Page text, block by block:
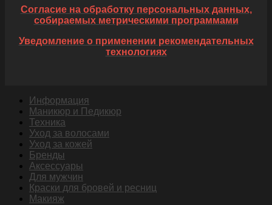
Согласие на обработку персональных данных,
собираемых метрическими программами
Уведомление о применении рекомендательных
технологиях
Информация
Маникюр и Педикюр
Техника
Уход за волосами
Уход за кожей
Бренды
Аксессуары
Для мужчин
Краски для бровей и ресниц
Макияж